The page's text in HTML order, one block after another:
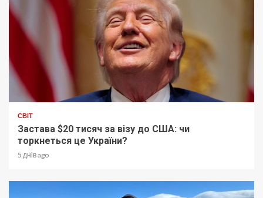
СВІТ
Застава $20 тисяч за візу до США: чи
торкнеться це України?
5 днів ago